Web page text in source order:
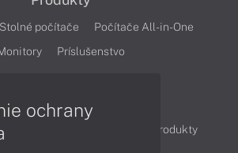
Stolné počítače
Počítače All-in-One
Príslušenstvo
Články
Produkty
ochrany